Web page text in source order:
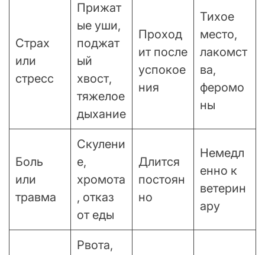
Страх
или
стресс
Прижат
ые уши,
поджат
ый
хвост,
тяжелое
дыхание
Проход
ит после
успокое
ния
Тихое
место,
лакомст
ва,
феромо
ны
Боль
или
травма
Скулени
е,
хромота
, отказ
от еды
Длится
постоян
но
Немедл
енно к
ветерин
ару
Рвота,